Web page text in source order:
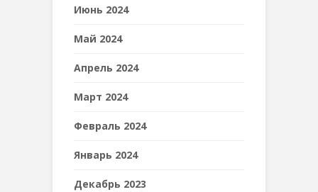
Июнь 2024
Май 2024
Апрель 2024
Март 2024
Февраль 2024
Январь 2024
Декабрь 2023